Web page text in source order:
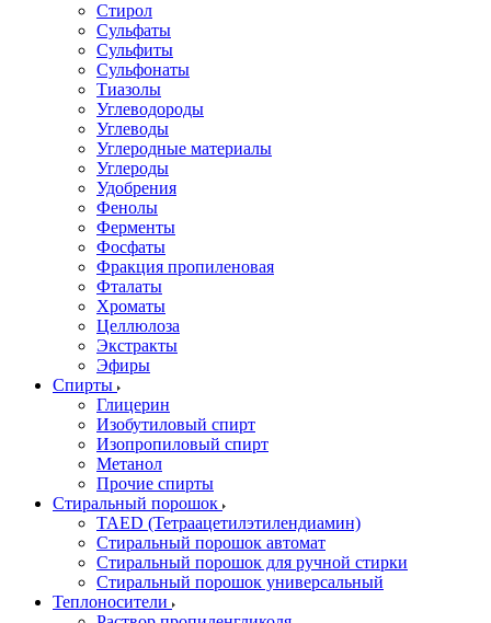
Стирол
Сульфаты
Сульфиты
Сульфонаты
Тиазолы
Углеводороды
Углеводы
Углеродные материалы
Углероды
Удобрения
Фенолы
Ферменты
Фосфаты
Фракция пропиленовая
Фталаты
Хроматы
Целлюлоза
Экстракты
Эфиры
Спирты
Глицерин
Изобутиловый спирт
Изопропиловый спирт
Метанол
Прочие спирты
Стиральный порошок
TAED (Тетраацетилэтилендиамин)
Стиральный порошок автомат
Стиральный порошок для ручной стирки
Стиральный порошок универсальный
Теплоносители